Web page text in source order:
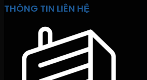
THÔNG TIN LIÊN HỆ